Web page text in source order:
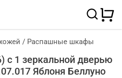
/ Распашные шкафы
с 1 зеркальной дверью
Яблоня Беллуно